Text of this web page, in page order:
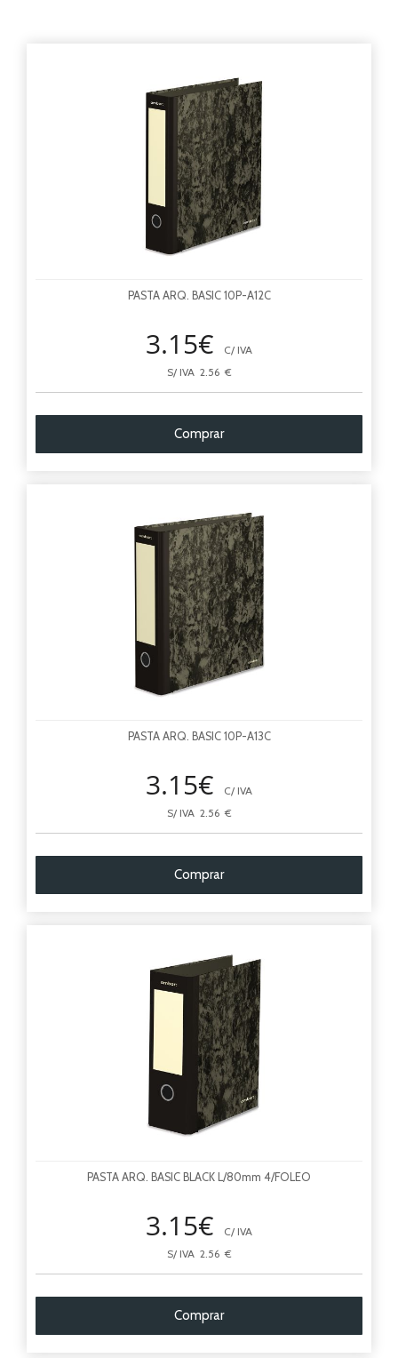
PASTA ARQ. BASIC 10P-A12C
3.15€
C/ IVA
S/ IVA 2.56 €
Comprar
PASTA ARQ. BASIC 10P-A13C
3.15€
C/ IVA
S/ IVA 2.56 €
Comprar
PASTA ARQ. BASIC BLACK L/80mm 4/FOLEO
3.15€
C/ IVA
S/ IVA 2.56 €
Comprar